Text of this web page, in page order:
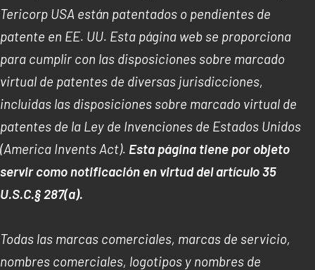
Tericorp USA están patentados o pendientes de
patente en EE. UU. Esta página web se proporciona
para cumplir con las disposiciones sobre marcado
virtual de patentes de diversas jurisdicciones,
incluidas las disposiciones sobre marcado virtual de
patentes de la Ley de Invenciones de Estados Unidos
(America Invents Act). Esta página tiene por objeto
servir como notificación en virtud del artículo 35
U.S.C.§ 287(a).
Todas las marcas comerciales, marcas de servicio,
nombres comerciales, logotipos y nombres de